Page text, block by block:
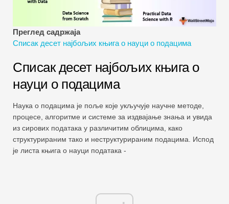
Водичи за финансијско моделирање
Пуни облик
Преглед садржаја
Списак десет најбољих књига о науци о подацима
Списак десет најбољих књига о
науци о подацима
Наука о подацима је поље које укључује научне методе,
процесе, алгоритме и системе за издвајање знања и увида
из сирових података у различитим облицима, како
структурираним тако и неструктурираним подацима. Испод
је листа књига о науци података -